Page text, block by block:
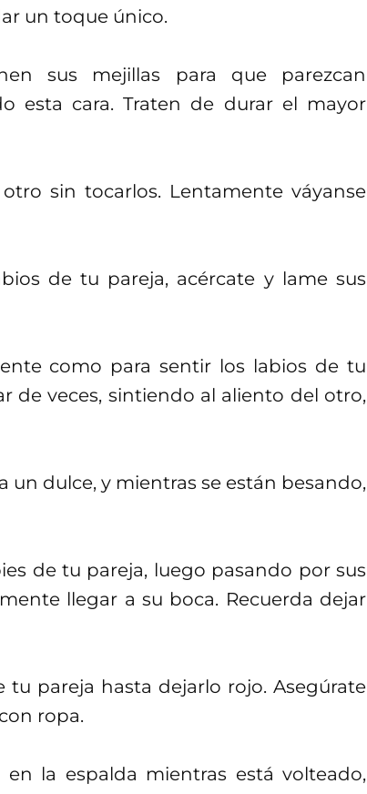
un toque único.
sus mejillas para que parezcan
esta cara. Traten de durar el mayor
sin tocarlos. Lentamente váyanse
de tu pareja, acércate y lame sus
como para sentir los labios de tu
de veces, sintiendo al aliento del otro,
un dulce, y mientras se están besando,
de tu pareja, luego pasando por sus
llegar a su boca. Recuerda dejar
pareja hasta dejarlo rojo. Asegúrate
ropa.
la espalda mientras está volteado,